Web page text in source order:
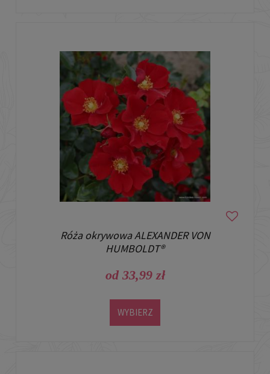
Róża okrywowa ALEXANDER VON
HUMBOLDT®
od 33,99 zł
WYBIERZ